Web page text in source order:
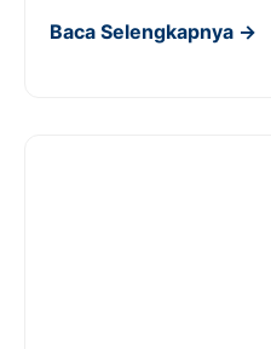
Baca Selengkapnya →